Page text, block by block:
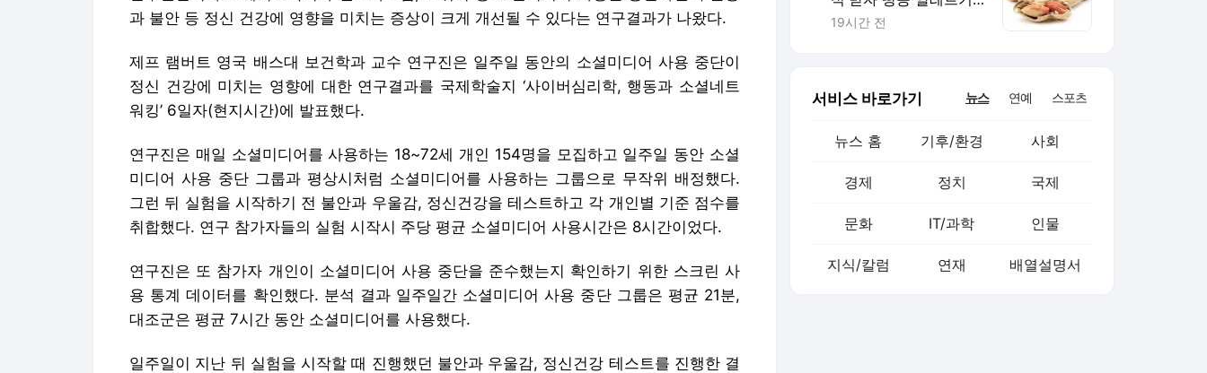
과 불안 등 정신 건강에 영향을 미치는 증상이 크게 개선될 수 있다는 연구결과가 나왔다.
제프 램버트 영국 배스대 보건학과 교수 연구진은 일주일 동안의 소셜미디어 사용 중단이
정신 건강에 미치는 영향에 대한 연구결과를 국제학술지 ‘사이버심리학, 행동과 소셜네트
워킹’ 6일자(현지시간)에 발표했다.
연구진은 매일 소셜미디어를 사용하는 18~72세 개인 154명을 모집하고 일주일 동안 소셜
미디어 사용 중단 그룹과 평상시처럼 소셜미디어를 사용하는 그룹으로 무작위 배정했다.
그런 뒤 실험을 시작하기 전 불안과 우울감, 정신건강을 테스트하고 각 개인별 기준 점수를
취합했다. 연구 참가자들의 실험 시작시 주당 평균 소셜미디어 사용시간은 8시간이었다.
연구진은 또 참가자 개인이 소셜미디어 사용 중단을 준수했는지 확인하기 위한 스크린 사
용 통계 데이터를 확인했다. 분석 결과 일주일간 소셜미디어 사용 중단 그룹은 평균 21분,
대조군은 평균 7시간 동안 소셜미디어를 사용했다.
일주일이 지난 뒤 실험을 시작할 때 진행했던 불안과 우울감, 정신건강 테스트를 진행한 결
완화됐다
19시간 전
서비스 바로가기 뉴스 연예 스포츠
뉴스 홈 기후/환경 사회
경제 정치 국제
문화 IT/과학 인물
지식/칼럼 연재 배열설명서